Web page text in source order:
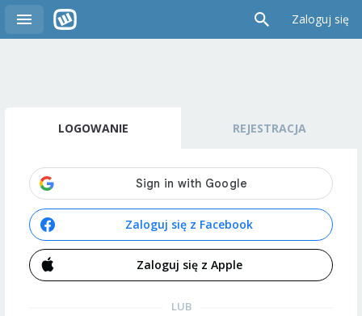
Zaloguj się
LOGOWANIE REJESTRACJA
Zaloguj się z Facebook
Zaloguj się z Apple
LUB